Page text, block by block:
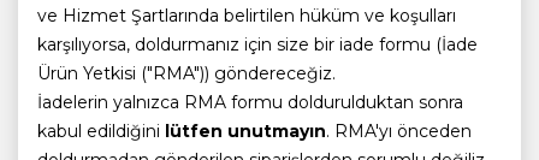
ve Hizmet Şartlarında belirtilen hüküm ve koşulları
karşılıyorsa, doldurmanız için size bir iade formu (İade
Ürün Yetkisi ("RMA")) göndereceğiz.
İadelerin yalnızca RMA formu doldurulduktan sonra
kabul edildiğini lütfen unutmayın. RMA'yı önceden